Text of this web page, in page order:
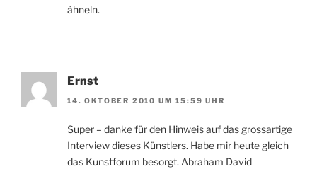
ähneln.
Ernst
14. OKTOBER 2010 UM 15:59 UHR
Super – danke für den Hinweis auf das grossartige
Interview dieses Künstlers. Habe mir heute gleich
das Kunstforum besorgt. Abraham David